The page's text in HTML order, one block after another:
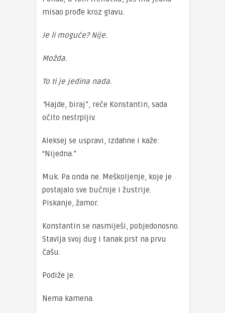
misao prođe kroz glavu.
Je li moguće? Nije.
Možda.
To ti je jedina nada.
“Hajde, biraj”, reče Konstantin, sada
očito nestrpljiv.
Aleksej se uspravi, izdahne i kaže:
“Nijedna.”
Muk. Pa onda ne. Meškoljenje, koje je
postajalo sve bučnije i žustrije.
Piskanje, žamor.
Konstantin se nasmiješi, pobjedonosno.
Stavlja svoj dug i tanak prst na prvu
čašu.
Podiže je.
Nema kamena.